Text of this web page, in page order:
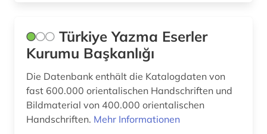
schriftsteller (1)
schriftstellerin (1)
schweden (2)
schwedisch (1)
Türkiye Yazma Eserler
Kurumu Başkanlığı
Die Datenbank enthält die Katalogdaten von
fast 600.000 orientalischen Handschriften und
Bildmaterial von 400.000 orientalischen
Handschriften. Mehr Informationen